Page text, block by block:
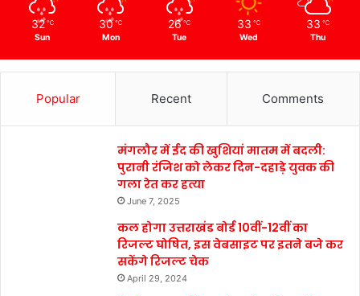
32 ℃
Sun
30 ℃
Mon
26 ℃
Tue
33 ℃
Wed
33 ℃
Thu
Popular Recent Comments
मंगलौर में ईद की खुशियां मातम में बदली:
पुरानी रंजिश को लेकर दिन-दहाड़े युवक की
गला रेत कर हत्या
June 7, 2025
कल होगा उत्तराखंड बोर्ड 10वीं-12वीं का
रिजल्ट घोषित, इस वेबसाइट पर इतने बजे कर
सकेंगे रिजल्ट चेक
April 29, 2024